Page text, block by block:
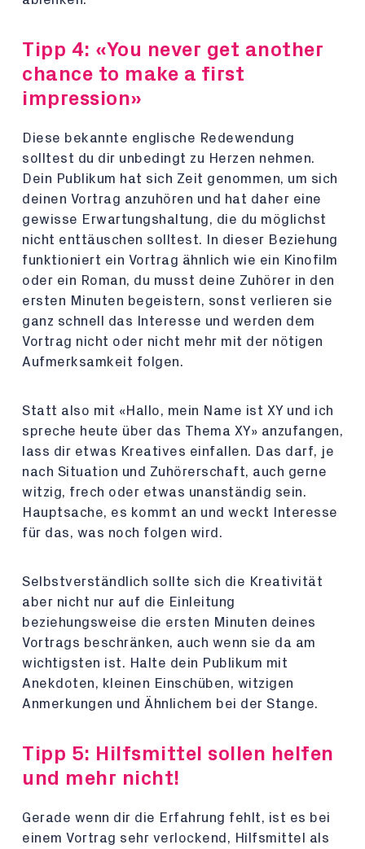
Tipp 4: «You never get another
chance to make a first
impression»
Diese bekannte englische Redewendung
solltest du dir unbedingt zu Herzen nehmen.
Dein Publikum hat sich Zeit genommen, um sich
deinen Vortrag anzuhören und hat daher eine
gewisse Erwartungshaltung, die du möglichst
nicht enttäuschen solltest. In dieser Beziehung
funktioniert ein Vortrag ähnlich wie ein Kinofilm
oder ein Roman, du musst deine Zuhörer in den
ersten Minuten begeistern, sonst verlieren sie
ganz schnell das Interesse und werden dem
Vortrag nicht oder nicht mehr mit der nötigen
Aufmerksamkeit folgen.
Statt also mit «Hallo, mein Name ist XY und ich
spreche heute über das Thema XY» anzufangen,
lass dir etwas Kreatives einfallen. Das darf, je
nach Situation und Zuhörerschaft, auch gerne
witzig, frech oder etwas unanständig sein.
Hauptsache, es kommt an und weckt Interesse
für das, was noch folgen wird.
Selbstverständlich sollte sich die Kreativität
aber nicht nur auf die Einleitung
beziehungsweise die ersten Minuten deines
Vortrags beschränken, auch wenn sie da am
wichtigsten ist. Halte dein Publikum mit
Anekdoten, kleinen Einschüben, witzigen
Anmerkungen und Ähnlichem bei der Stange.
Tipp 5: Hilfsmittel sollen helfen
und mehr nicht!
Gerade wenn dir die Erfahrung fehlt, ist es bei
einem Vortrag sehr verlockend, Hilfsmittel als